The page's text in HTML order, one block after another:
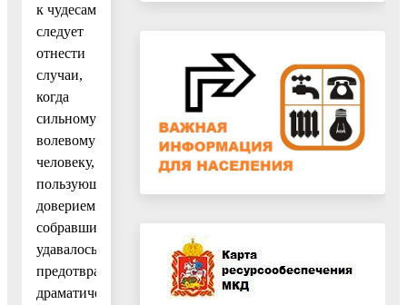
к чудесам
следует
отнести
случаи,
когда
сильному
волевому
человеку,
пользующемуся
доверием
собравшихся,
удавалось
предотвратить
драматическое